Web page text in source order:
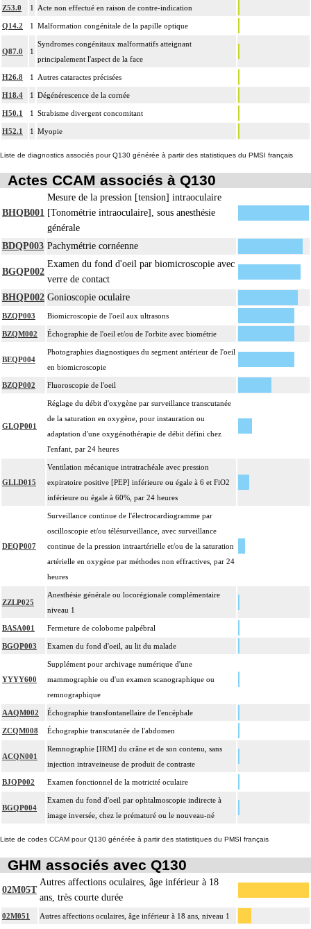
Z53.0 1 Acte non effectué en raison de contre-indication
Q14.2 1 Malformation congénitale de la papille optique
Q87.0 1
Syndromes congénitaux malformatifs atteignant
principalement l'aspect de la face
H26.8 1 Autres cataractes précisées
H18.4 1 Dégénérescence de la cornée
H50.1 1 Strabisme divergent concomitant
H52.1 1 Myopie
Liste de diagnostics associés pour Q130 générée à partir des statistiques du PMSI français
Actes CCAM associés à Q130
BHQB001
Mesure de la pression [tension] intraoculaire
[Tonométrie intraoculaire], sous anesthésie
générale
BDQP003 Pachymétrie cornéenne
BGQP002
Examen du fond d'oeil par biomicroscopie avec
verre de contact
BHQP002 Gonioscopie oculaire
BZQP003 Biomicroscopie de l'oeil aux ultrasons
BZQM002 Échographie de l'oeil et/ou de l'orbite avec biométrie
BEQP004
Photographies diagnostiques du segment antérieur de l'oeil
en biomicroscopie
BZQP002 Fluoroscopie de l'oeil
GLQP001
Réglage du débit d'oxygène par surveillance transcutanée
de la saturation en oxygène, pour instauration ou
adaptation d'une oxygénothérapie de débit défini chez
l'enfant, par 24 heures
GLLD015
Ventilation mécanique intratrachéale avec pression
expiratoire positive [PEP] inférieure ou égale à 6 et FiO2
inférieure ou égale à 60%, par 24 heures
DEQP007
Surveillance continue de l'électrocardiogramme par
oscilloscopie et/ou télésurveillance, avec surveillance
continue de la pression intraartérielle et/ou de la saturation
artérielle en oxygène par méthodes non effractives, par 24
heures
ZZLP025
Anesthésie générale ou locorégionale complémentaire
niveau 1
BASA001 Fermeture de colobome palpébral
BGQP003 Examen du fond d'oeil, au lit du malade
YYYY600
Supplément pour archivage numérique d'une
mammographie ou d'un examen scanographique ou
remnographique
AAQM002 Échographie transfontanellaire de l'encéphale
ZCQM008 Échographie transcutanée de l'abdomen
ACQN001
Remnographie [IRM] du crâne et de son contenu, sans
injection intraveineuse de produit de contraste
BJQP002 Examen fonctionnel de la motricité oculaire
BGQP004
Examen du fond d'oeil par ophtalmoscopie indirecte à
image inversée, chez le prématuré ou le nouveau-né
Liste de codes CCAM pour Q130 générée à partir des statistiques du PMSI français
GHM associés avec Q130
02M05T
Autres affections oculaires, âge inférieur à 18
ans, très courte durée
02M051 Autres affections oculaires, âge inférieur à 18 ans, niveau 1